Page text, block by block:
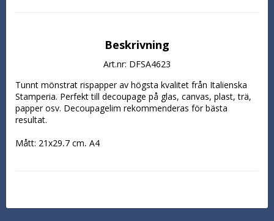
Beskrivning
Art.nr: DFSA4623
Tunnt mönstrat rispapper av högsta kvalitet från Italienska
Stamperia. Perfekt till decoupage på glas, canvas, plast, trä,
papper osv. Decoupagelim rekommenderas för bästa
resultat.
Mått: 21x29,7 cm, A4